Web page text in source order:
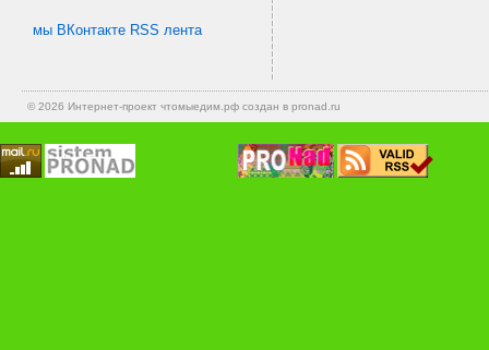
мы ВКонтакте RSS лента
© 2026 Интернет-проект чтомыедим.рф создан в pronad.ru